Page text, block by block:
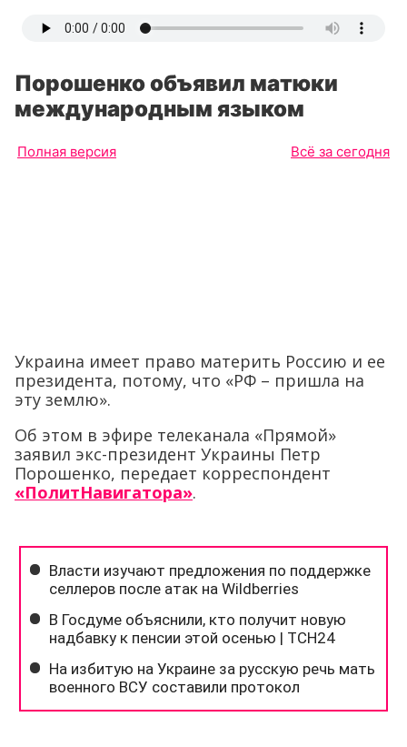
Порошенко объявил матюки
международным языком
Полная версия Всё за сегодня
Украина имеет право материть Россию и ее
президента, потому, что «РФ – пришла на
эту землю».
Об этом в эфире телеканала «Прямой»
заявил экс-президент Украины Петр
Порошенко, передает корреспондент
«ПолитНавигатора».